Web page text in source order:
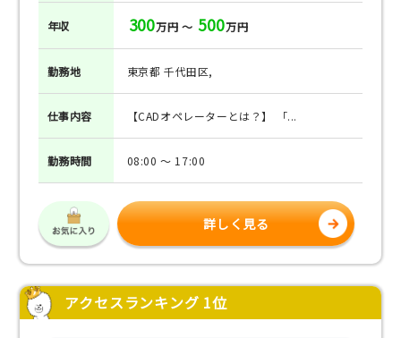
年収 300万円 ～ 500万円
勤務地 東京都 千代田区,
仕事内容 【CADオペレーターとは？】 「...
勤務時間 08:00 ～ 17:00
詳しく見る
アクセスランキング 1位